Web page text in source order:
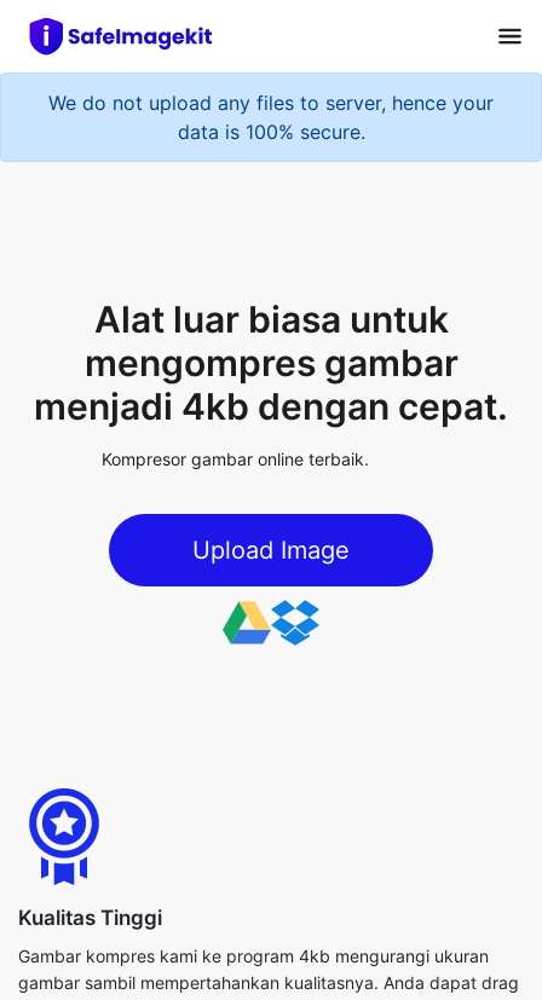
We do not upload any files to server, hence your
data is 100% secure.
menjadi 4kb dengan cepat.
Kompresor gambar online terbaik.
Upload Image
Kualitas Tinggi
Gambar kompres kami ke program 4kb mengurangi ukuran
gambar sambil mempertahankan kualitasnya. Anda dapat drag
& drop atau pilih gambar untuk kompres cepat tanpa
mengorbankan kualitas. Karena tidak ada persyaratan
teknologi, bahkan orang non-teknis dapat menyelesaikan
metode tersebut. Saat mengompresi file gambar, Anda juga